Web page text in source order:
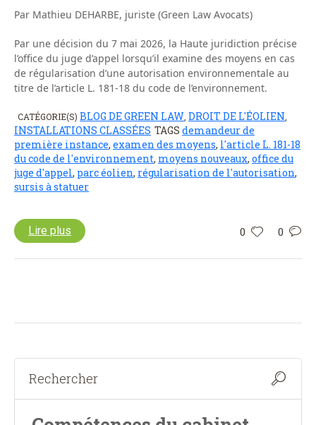
Par Mathieu DEHARBE, juriste (Green Law Avocats)
Par une décision du 7 mai 2026, la Haute juridiction précise
l’office du juge d’appel lorsqu’il examine des moyens en cas
de régularisation d’une autorisation environnementale au
titre de l’article L. 181-18 du code de l’environnement.
CATÉGORIE(S) BLOG DE GREEN LAW DROIT DE L'ÉOLIEN
INSTALLATIONS CLASSÉES TAGS demandeur de
première instance, examen des moyens, l'article L. 181-18
du code de l'environnement, moyens nouveaux, office du
juge d'appel, parc éolien, régularisation de l'autorisation,
sursis à statuer
0 0
Lire plus